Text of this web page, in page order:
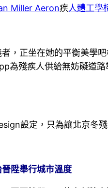
Miller Aeron疾人體工學
，正坐在她的平衡美學
為殘疾人供給無妨礙道
設定，只為讓北京冬
陞舉行城市溫度